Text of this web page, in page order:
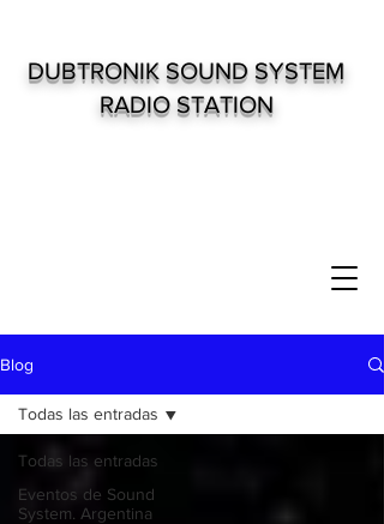
DUBTRONIK SOUND SYSTEM
RADIO STATION
Blog
Todas las entradas
Eventos de Sound
System. Argentina
Todas las entradas